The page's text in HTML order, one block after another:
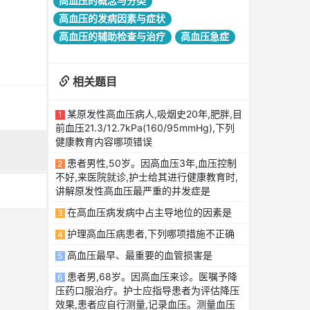
高血压的发病因素与症状
高血压的辅助检查与治疗
高血压急症
相关题目
1 某原发性高血压病人,吸烟史20年,肥胖,目
前血压21.3/12.7kPa(160/95mmHg),下列
健康教育内容哪项错误
2 患者男性,50岁。因高血压3年,血压控制
不好,来医院就诊,护士给其进行健康教育时,
讲解原发性高血压最严重的并发症是
3 在高血压病发病中占主导地位的因素是
4 护理高血压病患者,下列哪项措施不正确
5 高血压最早、最重要的血管损害是
6 患者男,68岁。因高血压来诊。医嘱予降
压药口服治疗。护士应指导患者为评估降压
效果,患者应自行测量,记录血压。测量血压